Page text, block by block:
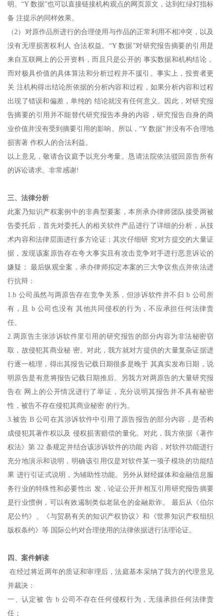
明。“Y 数据”也可以直接链接机构观点的网页原文，达到红绿灯指标
备 注提示的同样效果。
（2）对原作品所进行的合理使用与作品的正常利用不相冲突，以及
没有无理损害权利人 合法权益。“Y 数据”对研究报告摘要的引用是
来自互联网上的公开资料，而且只是公开的 事实数据和机构结论，
而对极具价值的具体算法和分析过程并不援引。事实上，投资者更
关 注机构得出结论所依据的分析内容和过程，如果分析内容和过程
出现了错误和偏差，单纯的 结论就没有任何意义。因此，对研究报
告摘要的引用并不能替代研究报告本身的内容，研究报告自身的商
业价值并没有受到摘要引用的影响。所以，“Y 数据”并没有不合理地
损害著 作权人的合法利益。
以上意见，敬请合议庭予以充分考量。恳请法院依法驳回原告所有
的诉讼请求。非常感谢!
三、法律分析
此案乃知识产权案例中的非典型要案，本所承办律师团队接受两被
告委托后，首先对委托人的相关软件产品进行了详细的分析，从技
术内容和法律层面进行多方论证；其次仔细研 究对方提交的大量证
据，发现该案原告存在夸大事实且有攻击竞争对手进行恶意诉讼的
嫌疑； 最后纵观全案，承办律师拟定本案的三大争议焦点并依法进
行抗辩：
1.b 公司虽然与两原告存在竞争关系，但涉诉软件并不归 b 公司所
有，且 b 公司也没有 其他共同侵权的行为，不应承担任何法律责
任。
2.两原告主张涉诉软件里引用的研究报告的部分内容为非法秘密窃
取，故侵犯其商业秘 密。对此，我方就对方提供的大量复杂证据进
行逐一梳理，得出其报告记载日期很多是晚于 其真实发布日期，说
明原告是有意将报告记载日期推后。另我方对两原告的大量研究报
告在 网上的公开情况进行了举证，充分说明其报告并不具有秘密
性，被告不存在侵犯其商业秘密 的行为。
3.被告 B 公司在其涉诉软件中引用了原告报告的部分内容，是否构
成侵犯其著作权以及 侵权损害赔偿的量化。对此，我方依据《著作
权法》第 22 条规定并结合该涉诉软件的功能 内容，对软件功能进行
充分地演示和说明，明确该引用仅是对软件某一项子模块的功能结
果 进行引证式说明，为辅助性功能。另外从财经媒体和金融信息服
务行业的特殊性和必要性出 发，论证公开并相互引用研究报告摘要
是行业惯例，可以有效遏制类似老鼠仓的金融欺诈。 最后从《伯尔
尼公约》、《与贸易有关的知识产权协议》和《世界知识产权组织
版权条约》等 国际公约对合理使用的法律依据进行法理论证。
四、案件解读
在经过将近两年的质证和审理后，法庭基本采纳了我方的代理意见
并裁决：
一、认定被 告 b 公司不存在任何侵权行为，无须承担任何法律责
任；